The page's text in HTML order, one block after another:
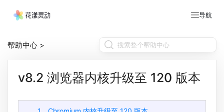
导航
帮助中心 >
v8.2 浏览器内核升级至 120 版本